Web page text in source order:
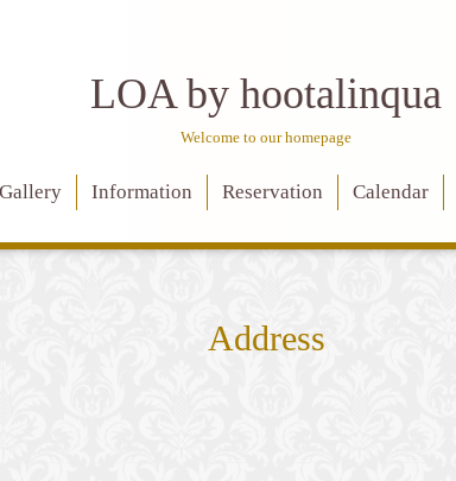
LOA by hootalinqua
Welcome to our homepage
Gallery Information Reservation Calendar
Address